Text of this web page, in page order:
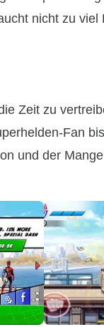
nicht zu
Zeit zu
Fan
und der